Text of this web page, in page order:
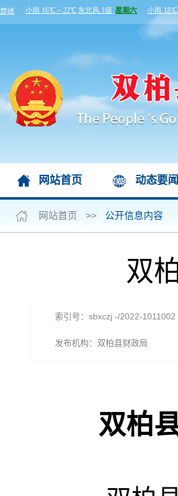
网站首页 动态要闻
网站首页 >> 公开信息内容
双
索引号：sbxczj -/2022-1011002
发布机构：双柏县财政局
双柏